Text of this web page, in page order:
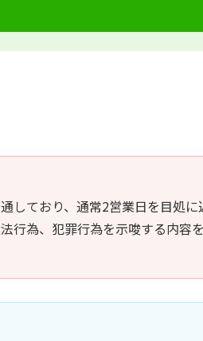
しており、通常2営業日を目処に
行為、犯罪行為を示唆する内